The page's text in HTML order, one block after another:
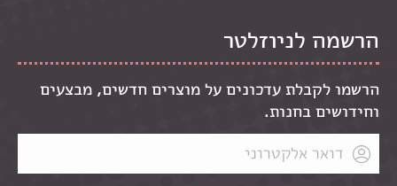
הרשמה לניוזלטר
הרשמו לקבלת עדכונים על מוצרים חדשים, מבצעים
וחידושים בחנות.